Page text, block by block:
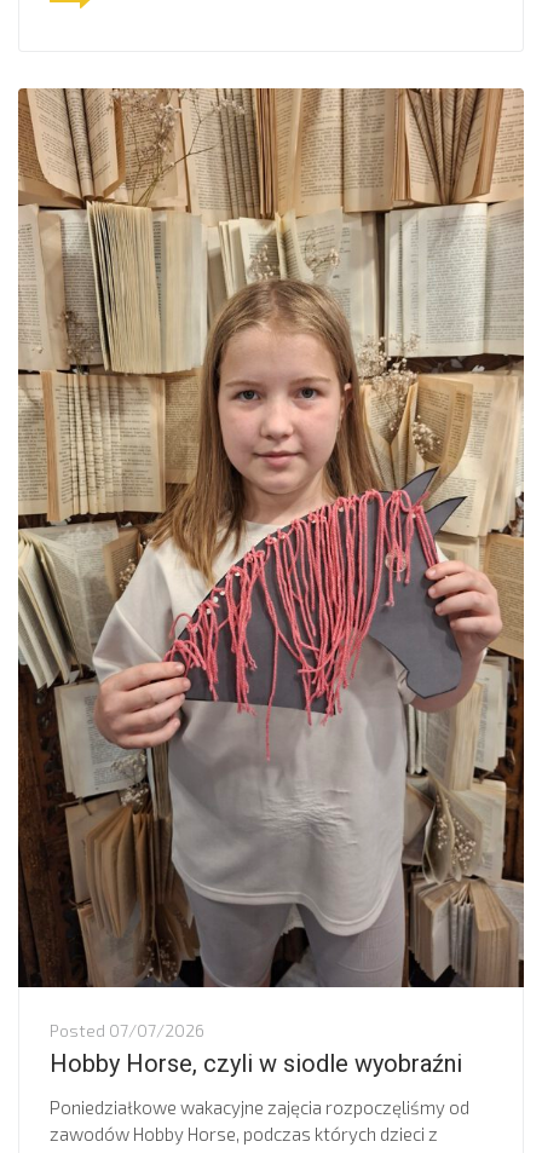
Posted 07/07/2026
Hobby Horse, czyli w siodle wyobraźni
Poniedziałkowe wakacyjne zajęcia rozpoczęliśmy od
zawodów Hobby Horse, podczas których dzieci z